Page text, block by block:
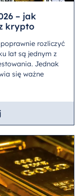
– jak
krypto
rozliczyć
lat są jednym z
Jednak
się ważne